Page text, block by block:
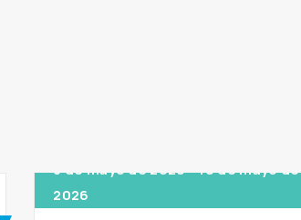
8 de mayo de 2026 - 10 de mayo de
2026